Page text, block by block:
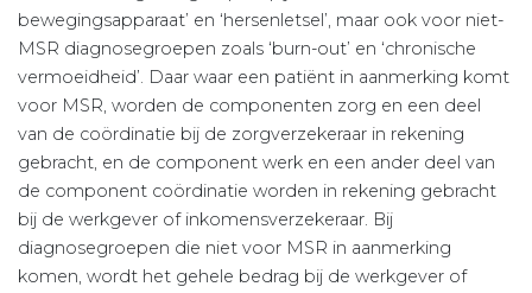
bewegingsapparaat’ en ‘hersenletsel’, maar ook voor niet-
MSR diagnosegroepen zoals ‘burn-out’ en ‘chronische
vermoeidheid’. Daar waar een patiënt in aanmerking komt
voor MSR, worden de componenten zorg en een deel
van de coördinatie bij de zorgverzekeraar in rekening
gebracht, en de component werk en een ander deel van
de component coördinatie worden in rekening gebracht
bij de werkgever of inkomensverzekeraar. Bij
diagnosegroepen die niet voor MSR in aanmerking
komen, wordt het gehele bedrag bij de werkgever of